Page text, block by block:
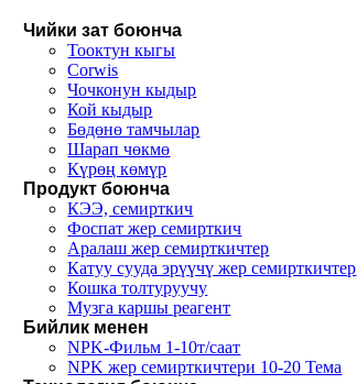
Чийки зат боюнча
Тооктун кыгы
Corwis
Чочконун кыдыр
Кой кыдыр
Бөдөнө тамчылар
Шарап чөкмө
Күрөң көмүр
Продукт боюнча
КЭЭ, семирткич
Фоспат жер семирткич
Аралаш жер семирткичтер
Катуу сууда эрүүчү жер семирткичтер
Кошка толтуруучу
Музга каршы реагент
Бийлик менен
NPK-Фильм 1-10т/саат
NPK жер семирткичтери 10-20 Тема